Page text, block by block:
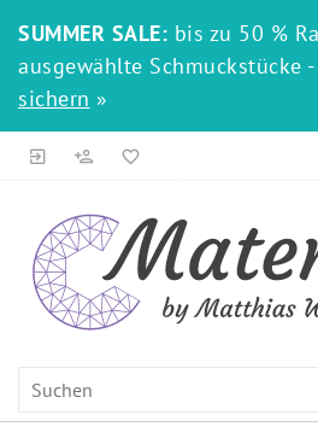
SUMMER SALE: bis zu 50 %
ausgewählte Schmuckstücke -
sichern »